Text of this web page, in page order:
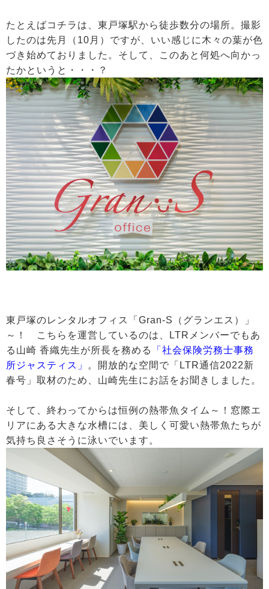
たとえばコチラは、東戸塚駅から徒歩数分の場所。撮影
したのは先月（10月）ですが、いい感じに木々の葉が色
づき始めておりました。そして、このあと何処へ向かっ
たかというと・・・？
東戸塚のレンタルオフィス「Gran-S（グランエス）」
～！ こちらを運営しているのは、LTRメンバーでもあ
る山崎 香織先生が所長を務める
「社会保険労務士事務
所ジャスティス」
。開放的な空間で「LTR通信2022新
春号」取材のため、山崎先生にお話をお聞きしました。
そして、終わってからは恒例の熱帯魚タイム～！窓際エ
リアにある大きな水槽には、美しく可愛い熱帯魚たちが
気持ち良さそうに泳いでいます。